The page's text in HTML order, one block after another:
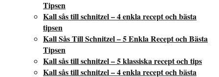
Tipsen
Kall sås till schnitzel – 4 enkla recept och bästa
tipsen
Kall Sås Till Schnitzel – 5 Enkla Recept och Bästa
Tipsen
Kall sås till schnitzel – 5 klassiska recept och tips
Kall sås till schnitzel – 4 enkla recept och bästa